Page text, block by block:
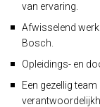
van ervaring.
Afwisselend
Bosch.
Opleidings- en
Een gezellig